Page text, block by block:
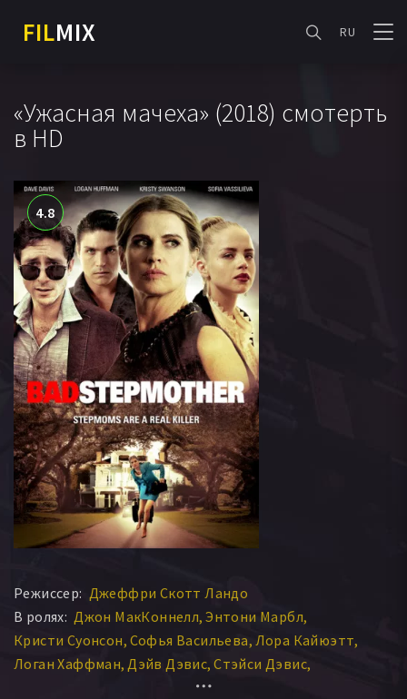
FILMIX RU
«Ужасная мачеха» (2018) смотерть
в HD
4.8
Режиссер: Джеффри Скотт Ландо
В ролях: Джон МакКоннелл Энтони Марбл
Кристи Суонсон Софья Васильева Лора Кайюэтт
Логан Хаффман Дэйв Дэвис Стэйси Дэвис
Reed Sanders